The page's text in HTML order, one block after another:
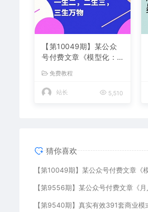
【第10049期】某公众
号付费文章《模型化：
三，三生万物！》
免费教程
站长 5,510
猜你喜欢